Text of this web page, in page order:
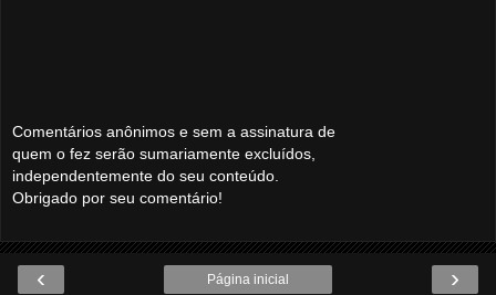
Comentários anônimos e sem a assinatura de
quem o fez serão sumariamente excluídos,
independentemente do seu conteúdo.
Obrigado por seu comentário!
‹ ›
Página inicial